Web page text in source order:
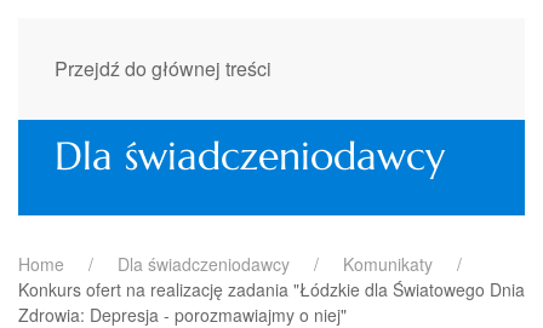
Przejdź do głównej treści
Dla świadczeniodawcy
Home Dla świadczeniodawcy
Komunikaty
Konkurs ofert na realizację zadania "Łódzkie dla Światowego Dnia
Zdrowia: Depresja - porozmawiajmy o niej"